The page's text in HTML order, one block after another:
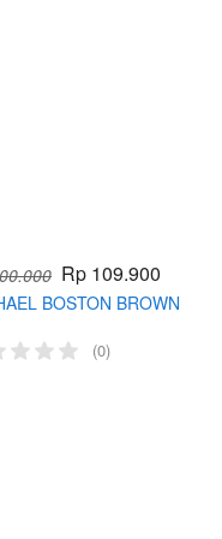
Rp 109.900
BOSTON BROWN
(0)